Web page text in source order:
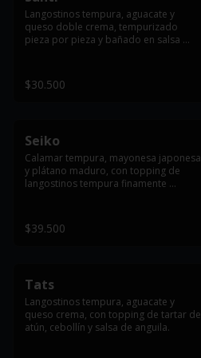
Langostinos tempura, aguacate y
queso doble crema, tempurizado
pieza por pieza y bañado en salsa
$30.500
Seiko
Calamar tempura, mayonesa japonesa
y plátano maduro, con topping de
langostinos tempura finamente
$39.500
Tats
Langostinos tempura, aguacate y
queso crema, con topping de tartar de
atún, cebollín y salsa de anguila.